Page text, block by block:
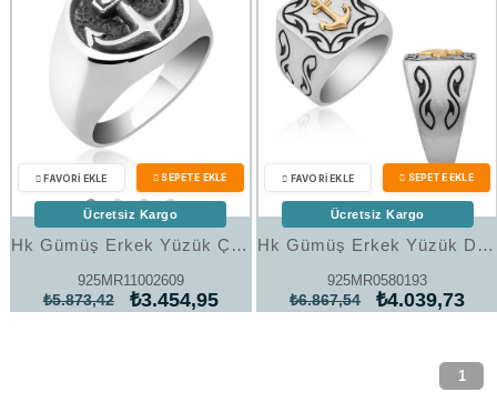
Hk Gümüş Erkek Yüzük Çapa |Gümüş Takı Hediyelik Ürünler
925MR11002609
₺3.454,95
₺5.873,42
Ücretsiz Kargo
Hk Gümüş Erkek Yüzük Denizci Çapası Armalı |Gümüş Takı Hediyelik Ürünler
925MR0580193
₺4.039,73
₺6.867,54
Ücretsiz Kargo
1